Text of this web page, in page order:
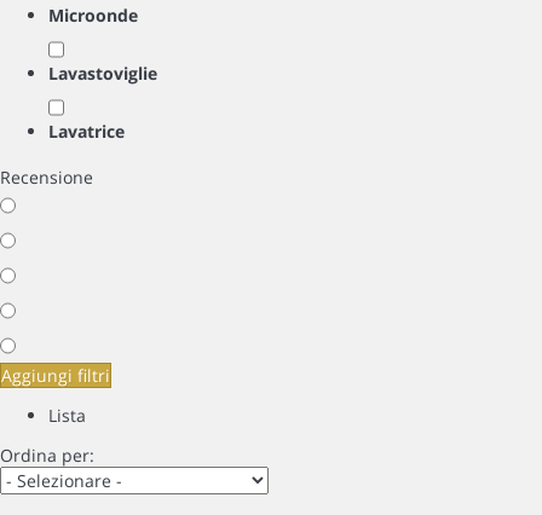
Microonde
Lavastoviglie
Lavatrice
Recensione
Aggiungi filtri
Lista
Ordina per: